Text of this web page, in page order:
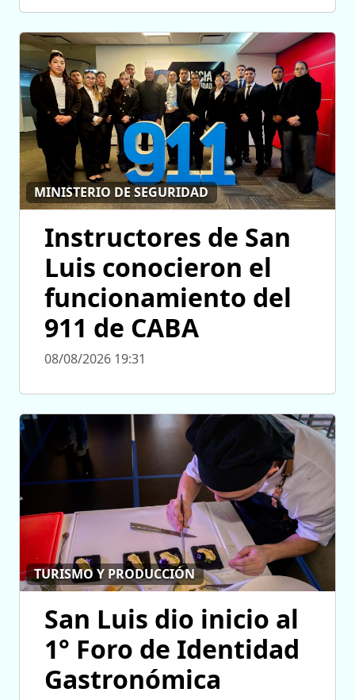
MINISTERIO DE SEGURIDAD
Instructores de San
Luis conocieron el
funcionamiento del
911 de CABA
08/08/2026 19:31
TURISMO Y PRODUCCIÓN
San Luis dio inicio al
1° Foro de Identidad
Gastronómica